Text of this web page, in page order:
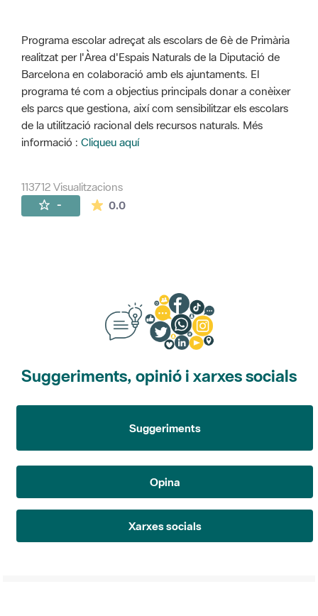
Programa escolar adreçat als escolars de 6è de Primària
realitzat per l'Àrea d'Espais Naturals de la Diputació de
Barcelona en colaboració amb els ajuntaments. El
programa té com a objectius principals donar a conèixer
els parcs que gestiona, així com sensibilitzar els escolars
de la utilització racional dels recursos naturals. Més
informació : Cliqueu aquí
113712 Visualitzacions
- 0.0La mitjana de les valoracions és de 0
Suggeriments, opinió i xarxes socials
Suggeriments
Opina
Xarxes socials